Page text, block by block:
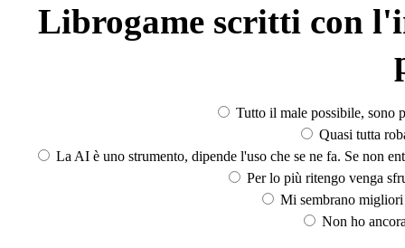
Librogame scritti con
Tutto il male possibile, sono
Quasi tutta
La AI è uno strumento, dipende l'uso che se ne fa. Se non
Per lo più ritengo venga
Mi sembrano
Non ho